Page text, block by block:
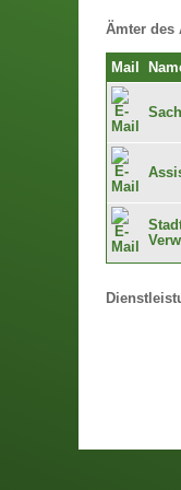
Ämter des
Mail